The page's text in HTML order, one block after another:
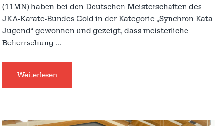
(11MN) haben bei den Deutschen Meisterschaften des
JKA-Karate-Bundes Gold in der Kategorie „Synchron Kata
Jugend“ gewonnen und gezeigt, dass meisterliche
Beherrschung …
Weiterlesen